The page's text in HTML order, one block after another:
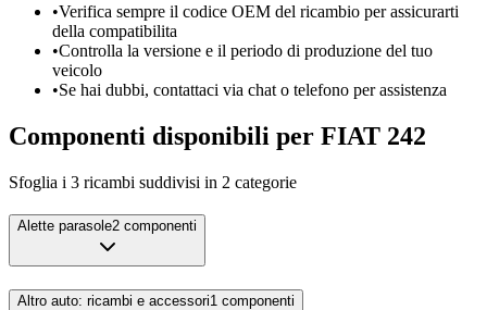
•Verifica sempre il codice OEM del ricambio per assicurarti
della compatibilita
•Controlla la versione e il periodo di produzione del tuo
veicolo
•Se hai dubbi, contattaci via chat o telefono per assistenza
Componenti disponibili per FIAT 242
Sfoglia i 3 ricambi suddivisi in 2 categorie
Alette parasole2 componenti
Altro auto: ricambi e accessori1 componenti